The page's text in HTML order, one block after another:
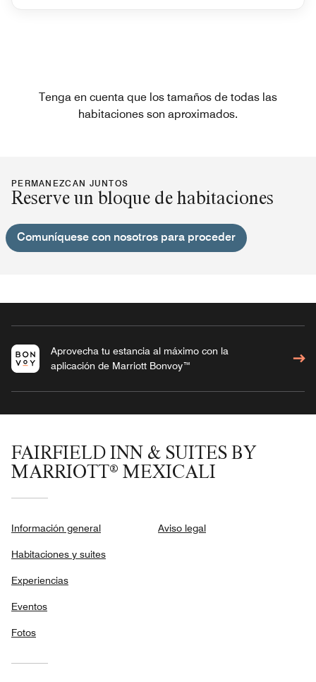
Tenga en cuenta que los tamaños de todas las
habitaciones son aproximados.
PERMANEZCAN JUNTOS
Reserve un bloque de habitaciones
Comuníquese con nosotros para proceder
Aprovecha tu estancia al máximo con la
aplicación de Marriott Bonvoy™
FAIRFIELD INN & SUITES BY
MARRIOTT® MEXICALI
Información general
Habitaciones y suites
Experiencias
Eventos
Fotos
Aviso legal